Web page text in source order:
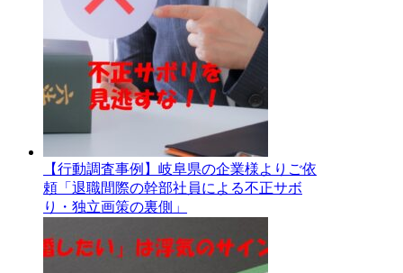
【行動調査事例】岐阜県の企業様よりご依
頼「退職間際の幹部社員による不正サボ
り・独立画策の裏側」